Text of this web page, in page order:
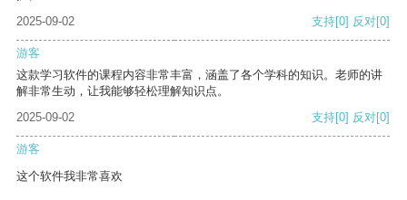
2025-09-02
支持[0] 反对[0]
游客
这款学习软件的课程内容非常丰富，涵盖了各个学科的知识。老师的讲
解非常生动，让我能够轻松理解知识点。
2025-09-02
支持[0] 反对[0]
游客
这个软件我非常喜欢